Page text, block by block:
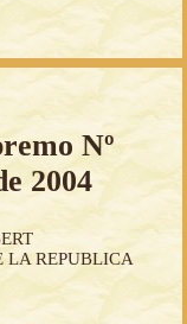
Nº
2004
LA REPUBLICA